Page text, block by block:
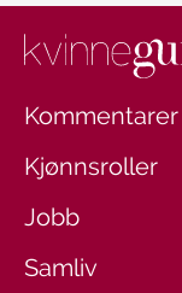
Kommentarer
Kjønnsroller
Jobb
Samliv